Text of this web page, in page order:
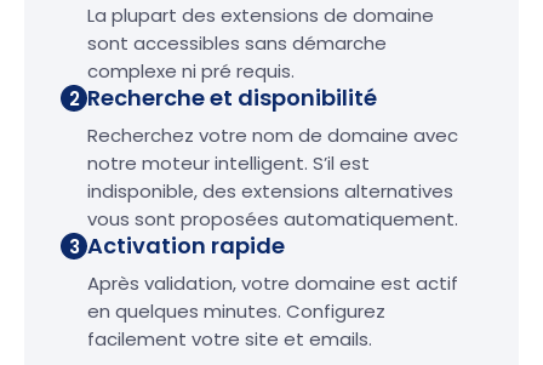
La plupart des extensions de domaine
sont accessibles sans démarche
complexe ni pré requis.
2 Recherche et disponibilité
Recherchez votre nom de domaine avec
notre moteur intelligent. S’il est
indisponible, des extensions alternatives
vous sont proposées automatiquement.
3 Activation rapide
Après validation, votre domaine est actif
en quelques minutes. Configurez
facilement votre site et emails.